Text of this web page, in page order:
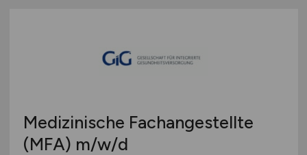
Medizinische Fachangestellte
(MFA) m/w/d